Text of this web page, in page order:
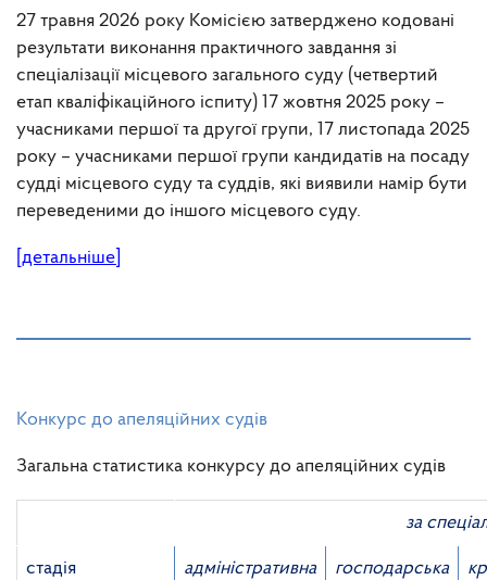
27 травня 2026 року Комісією затверджено кодовані
результати виконання практичного завдання зі
спеціалізації місцевого загального суду (четвертий
етап кваліфікаційного іспиту) 17 жовтня 2025 року –
учасниками першої та другої групи, 17 листопада 2025
року – учасниками першої групи кандидатів на посаду
судді місцевого суду та суддів, які виявили намір бути
переведеними до іншого місцевого суду.
[детальніше]
Конкурс до апеляційних судів
Загальна статистика конкурсу до апеляційних судів
за
стадія адміністративна господарська